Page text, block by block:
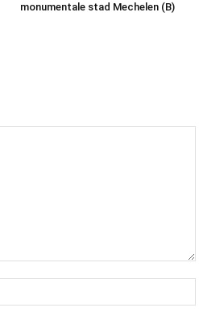
monumentale stad Mechelen (B)